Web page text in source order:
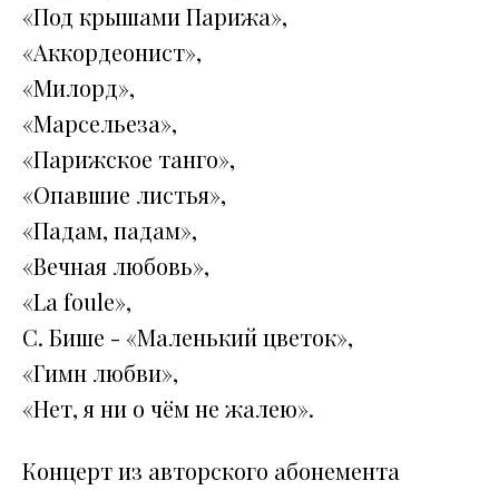
«Под крышами Парижа»,
«Аккордеонист»,
«Милорд»,
«Марсельеза»,
«Парижское танго»,
«Опавшие листья»,
«Падам, падам»,
«Вечная любовь»,
«La foule»,
С. Бише - «Маленький цветок»,
«Гимн любви»,
«Нет, я ни о чём не жалею».
Концерт из авторского абонемента